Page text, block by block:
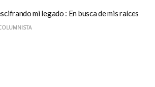
mi legado : En busca de mis raíces